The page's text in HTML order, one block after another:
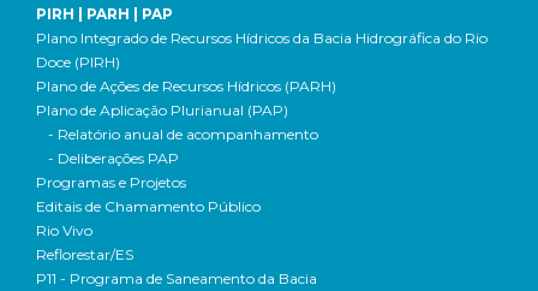
PIRH | PARH | PAP
Plano Integrado de Recursos Hídricos da Bacia Hidrográfica do Rio
Doce (PIRH)
Plano de Ações de Recursos Hídricos (PARH)
Plano de Aplicação Plurianual (PAP)
- Relatório anual de acompanhamento
- Deliberações PAP
Programas e Projetos
Editais de Chamamento Público
Rio Vivo
Reflorestar/ES
P11 - Programa de Saneamento da Bacia